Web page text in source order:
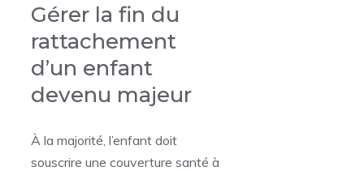
Gérer la fin du
rattachement
d’un enfant
devenu majeur
À la majorité, l’enfant doit
souscrire une couverture santé à